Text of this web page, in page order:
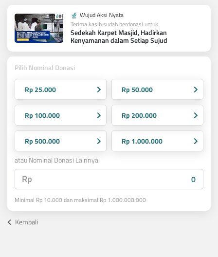
Wujud Aksi Nyata
Terima kasih sudah berdonasi untuk
Sedekah Karpet Masjid, Hadirkan
Kenyamanan dalam Setiap Sujud
Pilih Nominal Donasi
Rp 25.000 Rp 50.000
Rp 100.000 Rp 200.000
Rp 500.000
Rp 1.000.000
atau Nominal Donasi Lainnya
Rp
Minimal Rp 10.000 dan maksimal Rp 1.000.000.000
Kembali